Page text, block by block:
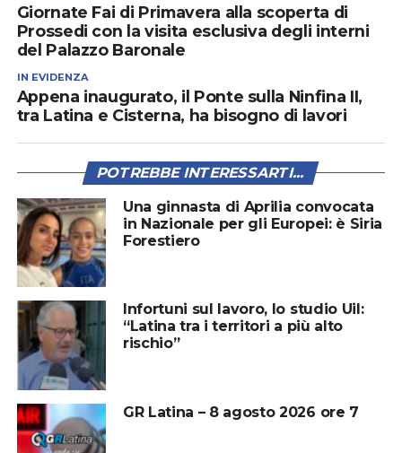
Giornate Fai di Primavera alla scoperta di
Prossedi con la visita esclusiva degli interni
del Palazzo Baronale
IN EVIDENZA
Appena inaugurato, il Ponte sulla Ninfina II,
tra Latina e Cisterna, ha bisogno di lavori
POTREBBE INTERESSARTI...
Una ginnasta di Aprilia convocata
in Nazionale per gli Europei: è Siria
Forestiero
Infortuni sul lavoro, lo studio Uil:
“Latina tra i territori a più alto
rischio”
GR Latina – 8 agosto 2026 ore 7